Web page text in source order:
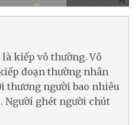
kiếp vô thường. Vô
đoạn thường nhân
thương người bao nhiêu
Người ghét người chút